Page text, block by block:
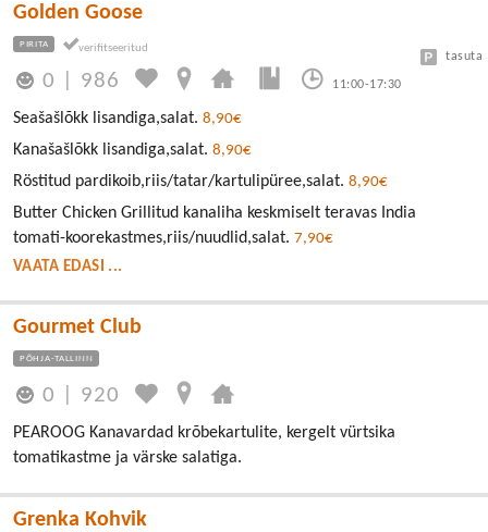
Golden Goose
PIRITA
0 986 11:00-17:30
tasuta
Seašašlõkk lisandiga,salat. 8,90€
Kanašašlõkk lisandiga,salat. 8,90€
Röstitud pardikoib,riis/tatar/kartulipüree,salat. 8,90€
Butter Chicken Grillitud kanaliha keskmiselt teravas India
tomati-koorekastmes,riis/nuudlid,salat. 7,90€
VAATA EDASI ...
Gourmet Club
PÕHJA-TALLINN
0 920
PEAROOG Kanavardad krõbekartulite, kergelt vürtsika
tomatikastme ja värske salatiga.
Grenka Kohvik